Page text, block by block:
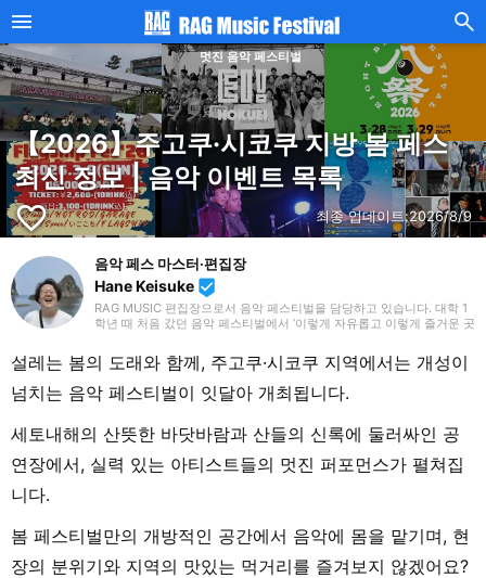
멋진 음악 페스티벌
【2026】주고쿠·시코쿠 지방 봄 페스
최신 정보 | 음악 이벤트 목록
favorite_border 최종 업데이트:2026/8/9
음악 페스 마스터·편집장
Hane Keisuke beenhere
RAG MUSIC 편집장으로서 음악 페스티벌을 담당하고 있습니다. 대학 1
학년 때 처음 갔던 음악 페스티벌에서 ‘이렇게 자유롭고 이렇게 즐거운 곳
해 드리고, 음악 페스티벌 팬을 늘리기 위해 매일 발신 중입니다.
설레는 봄의 도래와 함께, 주고쿠·시코쿠 지역에서는 개성이
넘치는 음악 페스티벌이 잇달아 개최됩니다.
세토내해의 산뜻한 바닷바람과 산들의 신록에 둘러싸인 공
연장에서, 실력 있는 아티스트들의 멋진 퍼포먼스가 펼쳐집
니다.
봄 페스티벌만의 개방적인 공간에서 음악에 몸을 맡기며, 현
장의 분위기와 지역의 맛있는 먹거리를 즐겨보지 않겠어요?